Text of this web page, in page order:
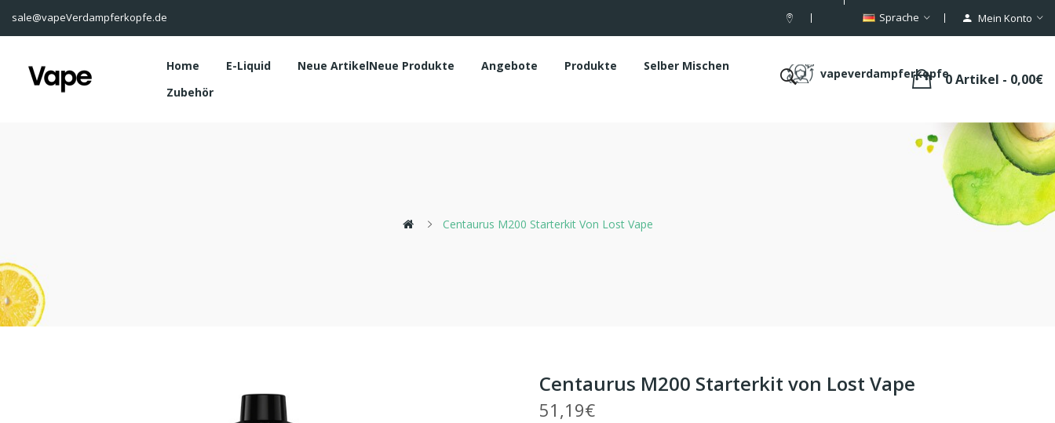
sale@vapeVerdampferkopfe.de Sprache Mein Konto
Home E-Liquid Neue ArtikelNeue Produkte Angebote Produkte
Selber Mischen
Zubehör
vapeverdampferkopfe0 Artikel - 0,00€
Centaurus M200 Starterkit Von Lost Vape
Centaurus M200 Starterkit von Lost Vape
51,19€